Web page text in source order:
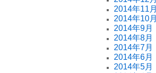
2014年11月
2014年10月
2014年9月
2014年8月
2014年7月
2014年6月
2014年5月